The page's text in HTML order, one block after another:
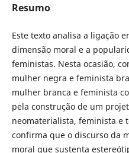
Resumo
Este texto analisa a ligação
dimensão moral e a
feministas. Nesta ocasião,
mulher negra e feminista
mulher branca e feminista
pela construção de um
neomaterialista, feminista e
confirma que o discurso da
moral que sustenta